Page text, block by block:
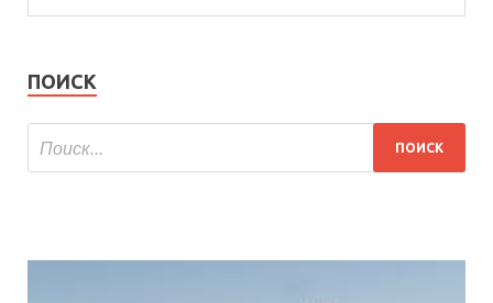
ПОИСК